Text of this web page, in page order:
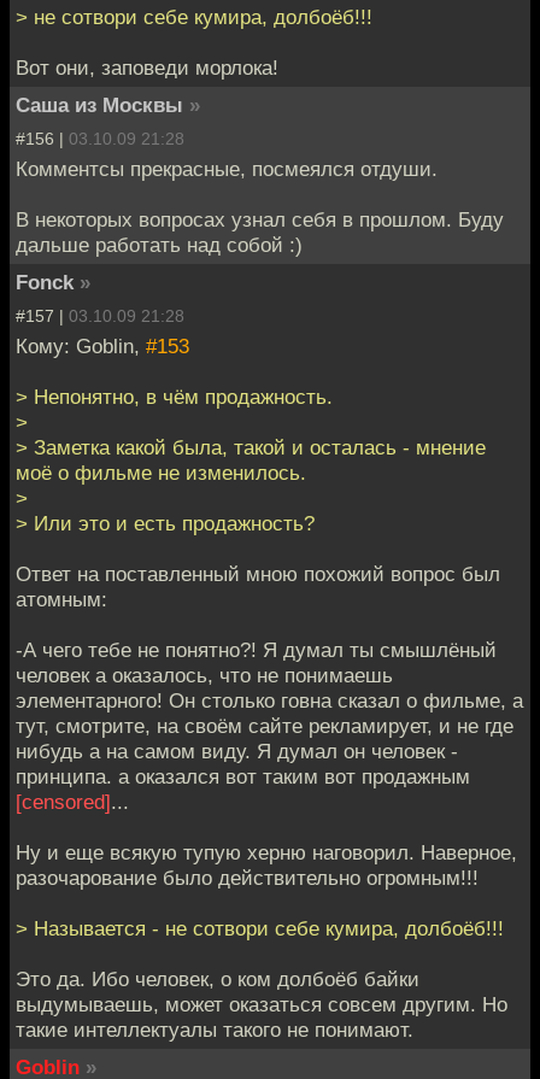
> не сотвори себе кумира, долбоёб!!!
Вот они, заповеди морлока!
Саша из Москвы »
#156 | 03.10.09 21:28
Комментсы прекрасные, посмеялся отдуши.
В некоторых вопросах узнал себя в прошлом. Буду
дальше работать над собой :)
Fonck »
#157 | 03.10.09 21:28
Кому: Goblin, #153
> Непонятно, в чём продажность.
>
> Заметка какой была, такой и осталась - мнение
моё о фильме не изменилось.
>
> Или это и есть продажность?
Ответ на поставленный мною похожий вопрос был
атомным:
-А чего тебе не понятно?! Я думал ты смышлёный
человек а оказалось, что не понимаешь
элементарного! Он столько говна сказал о фильме, а
тут, смотрите, на своём сайте рекламирует, и не где
нибудь а на самом виду. Я думал он человек -
принципа. а оказался вот таким вот продажным
[censored]...
Ну и еще всякую тупую херню наговорил. Наверное,
разочарование было действительно огромным!!!
> Называется - не сотвори себе кумира, долбоёб!!!
Это да. Ибо человек, о ком долбоёб байки
выдумываешь, может оказаться совсем другим. Но
такие интеллектуалы такого не понимают.
Goblin »